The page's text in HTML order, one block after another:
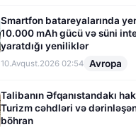
Smartfon batareyalarında
10.000 mAh gücü və süni
yaratdığı yeniliklər
10.Avqust.2026 02:54 Avropa
Talibanın Əfqanıstandakı
Turizm cəhdləri və
böhran